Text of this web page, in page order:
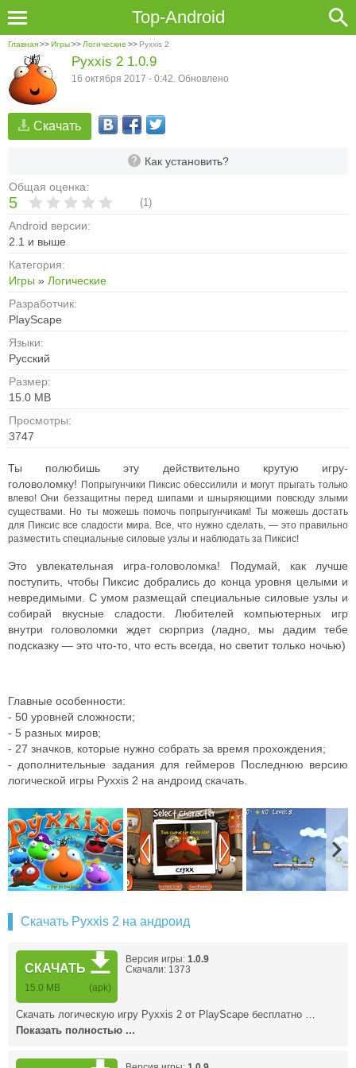
Top-Android
Главная>>Игры>> Логические >> Pyxxis 2
Скачать
Как установить?
Общая оценка:
5 (1)
Android версии:
2.1 и выше
Категория:
Игры » Логические
Разработчик:
PlayScape
Языки:
Русский
Размер:
15.0 MB
Просмотры:
3747
Pyxxis 2 1.0.9
16 октября 2017 - 0:42. Обновлено
Ты полюбишь эту действительно крутую игру-
головоломку! Попрыгунчики Пиксис обессилили и могут прыгать только
влево! Они беззащитны перед шипами и шныряющими повсюду злыми
существами. Но ты можешь помочь попрыгунчикам! Ты можешь достать
для Пиксис все сладости мира. Все, что нужно сделать, — это правильно
разместить специальные силовые узлы и наблюдать за Пиксис!
Это увлекательная игра-головоломка! Подумай, как лучше
поступить, чтобы Пиксис добрались до конца уровня целыми и
невредимыми. С умом размещай специальные силовые узлы и
собирай вкусные сладости. Любителей компьютерных игр
внутри головоломки ждет сюрприз (ладно, мы дадим тебе
подсказку — это что-то, что есть всегда, но светит только ночью)
Главные особенности:
- 50 уровней сложности;
- 5 разных миров;
- 27 значков, которые нужно собрать за время прохождения;
- дополнительные задания для геймеров Последнюю версию
логической игры Pyxxis 2 на андроид скачать.
Скачать Pyxxis 2 на андроид
СКАЧАТЬ
15.0 MB (apk)
Версия игры: 1.0.9
Скачали: 1373
Скачать логическую игру Pyxxis 2 от PlayScape бесплатно …
Показать полностью ...